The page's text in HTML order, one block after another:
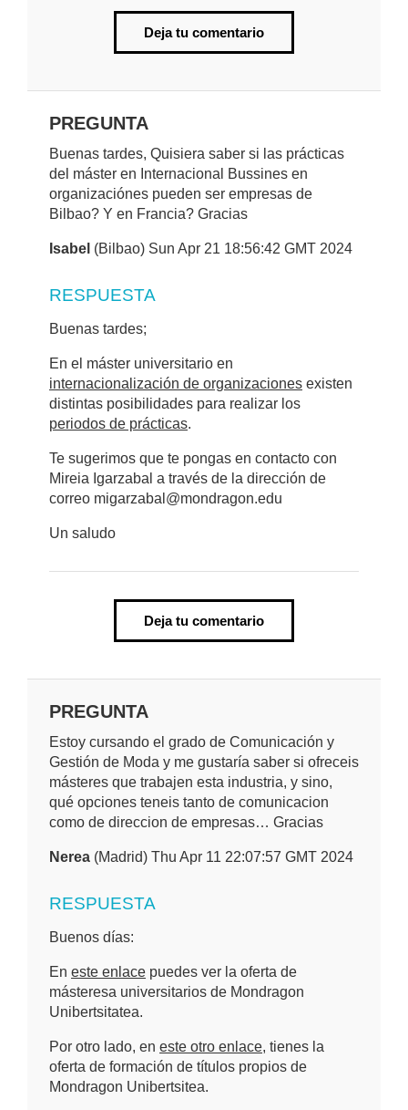
Deja tu comentario
PREGUNTA
Buenas tardes, Quisiera saber si las prácticas
del máster en Internacional Bussines en
organizaciónes pueden ser empresas de
Bilbao? Y en Francia? Gracias
Isabel (Bilbao) Sun Apr 21 18:56:42 GMT 2024
RESPUESTA
Buenas tardes;
En el máster universitario en
internacionalización de organizaciones existen
distintas posibilidades para realizar los
periodos de prácticas.
Te sugerimos que te pongas en contacto con
Mireia Igarzabal a través de la dirección de
correo migarzabal@mondragon.edu
Un saludo
Deja tu comentario
PREGUNTA
Estoy cursando el grado de Comunicación y
Gestión de Moda y me gustaría saber si ofreceis
másteres que trabajen esta industria, y sino,
qué opciones teneis tanto de comunicacion
como de direccion de empresas… Gracias
Nerea (Madrid) Thu Apr 11 22:07:57 GMT 2024
RESPUESTA
Buenos días:
En este enlace puedes ver la oferta de
másteresa universitarios de Mondragon
Unibertsitatea.
Por otro lado, en este otro enlace, tienes la
oferta de formación de títulos propios de
Mondragon Unibertsitea.